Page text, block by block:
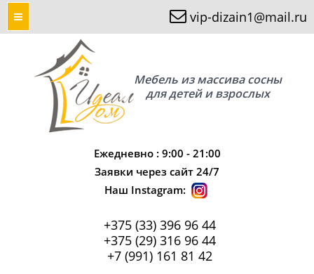
vip-dizain1@mail.ru
Мебель из массива сосны
для детей и взрослых
Ежедневно : 9:00 - 21:00
Заявки через сайт 24/7
Наш Instagram:
+375 (33) 396 96 44
+375 (29) 316 96 44
+7 (991) 161 81 42